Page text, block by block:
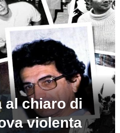
al chiaro di
violenta